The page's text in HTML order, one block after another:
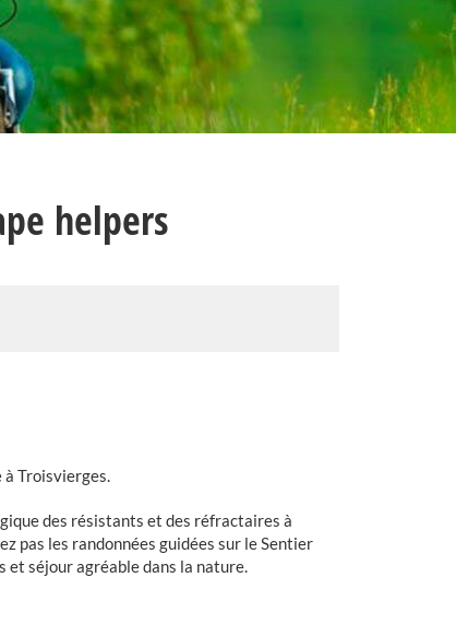
helpers
à Troisvierges.
des résistants et des réfractaires à
pas les randonnées guidées sur le Sentier
et séjour agréable dans la nature.